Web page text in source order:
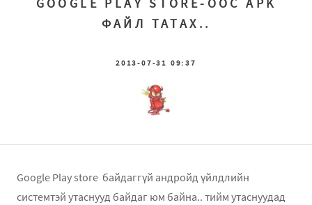
GOOGLE PLAY STORE-ООС APK
ФАЙЛ ТАТАХ..
2013-07-31 09:37
Google Play store байдаггүй андройд үйлдлийн
системтэй утаснууд байдаг юм байна.. тийм утаснуудад